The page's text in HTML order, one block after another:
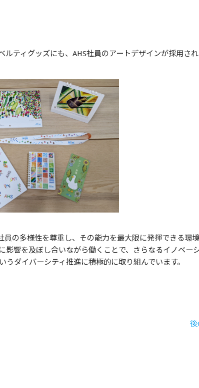
ティグッズにも、AHS社員のアートデザインが採用さ
員の多様性を尊重し、その能力を最大限に発揮できる環
影響を及ぼし合いながら働くことで、さらなるイノベー
うダイバーシティ推進に積極的に取り組んでいます。
後